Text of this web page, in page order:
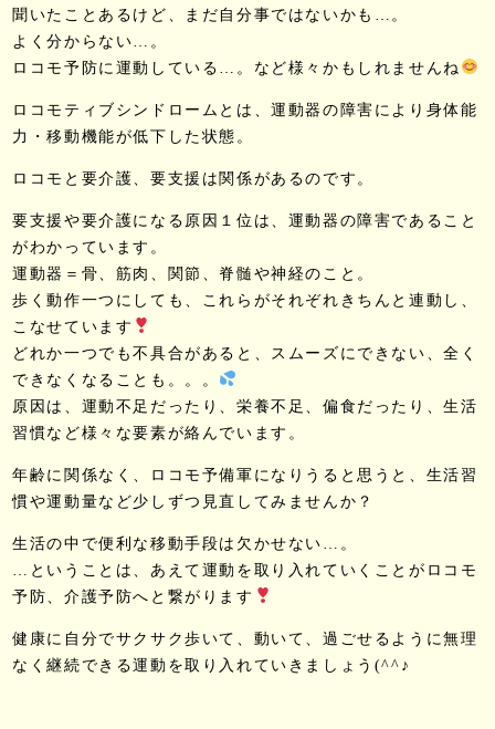
聞いたことあるけど、まだ自分事ではないかも…。
よく分からない…。
ロコモ予防に運動している…。など様々かもしれませんね
ロコモティブシンドロームとは、運動器の障害により身体能
力・移動機能が低下した状態。
ロコモと要介護、要支援は関係があるのです。
要支援や要介護になる原因１位は、運動器の障害であること
がわかっています。
運動器＝骨、筋肉、関節、脊髄や神経のこと。
歩く動作一つにしても、これらがそれぞれきちんと連動し、
こなせています
どれか一つでも不具合があると、スムーズにできない、全く
できなくなることも。。。
原因は、運動不足だったり、栄養不足、偏食だったり、生活
習慣など様々な要素が絡んでいます。
年齢に関係なく、ロコモ予備軍になりうると思うと、生活習
慣や運動量など少しずつ見直してみませんか？
生活の中で便利な移動手段は欠かせない…。
…ということは、あえて運動を取り入れていくことがロコモ
予防、介護予防へと繋がります
健康に自分でサクサク歩いて、動いて、過ごせるように無理
なく継続できる運動を取り入れていきましょう(^^♪